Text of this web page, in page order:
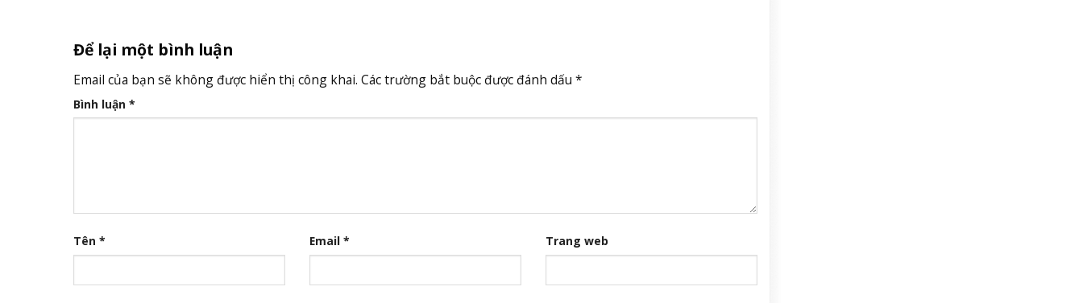
Để lại một bình luận
Email của bạn sẽ không được hiển thị công khai. Các trường bắt buộc được đánh dấu *
Bình luận *
Tên * Email * Trang web